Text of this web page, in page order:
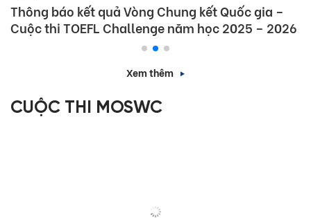
Thông báo kết quả Vòng Chung kết Quốc gia –
Cuộc thi TOEFL Challenge năm học 2025 – 2026
Xem thêm
CUỘC THI MOSWC